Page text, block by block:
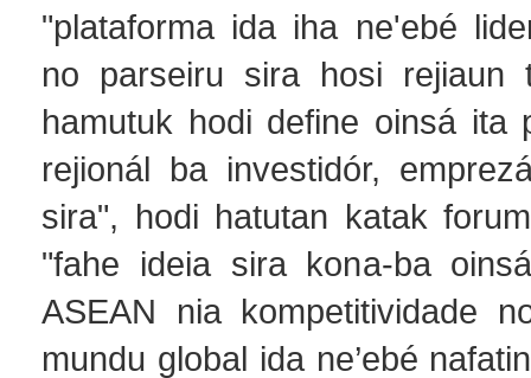
"plataforma ida iha ne'ebé
no parseiru sira hosi rejiaun
hamutuk hodi define oinsá ita
rejionál ba investidór,
sira", hodi hatutan katak
"fahe ideia sira kona-ba
ASEAN nia kompetitividade
mundu global ida ne’ebé